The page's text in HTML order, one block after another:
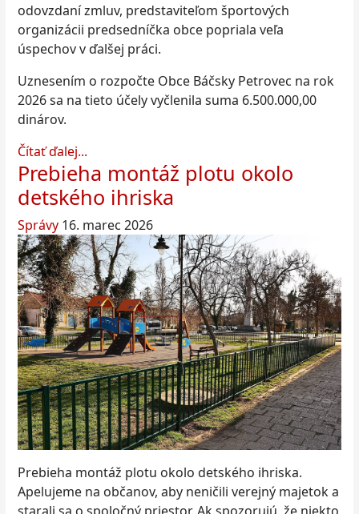
odovzdaní zmluv, predstaviteľom športových
organizácii predsedníčka obce popriala veľa
úspechov v ďalšej práci.
Uznesením o rozpočte Obce Báčsky Petrovec na rok
2026 sa na tieto účely vyčlenila suma 6.500.000,00
dinárov.
Čítať ďalej...
Prebieha montáž plotu okolo
detského ihriska
Správy 16. marec 2026
Prebieha montáž plotu okolo detského ihriska.
Apelujeme na občanov, aby neničili verejný majetok a